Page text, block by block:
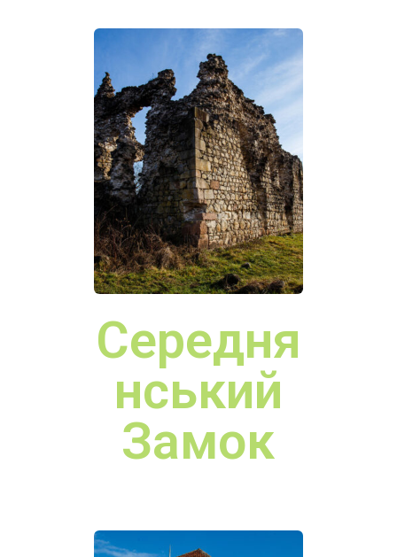
Чинадіїв
ський
Замок